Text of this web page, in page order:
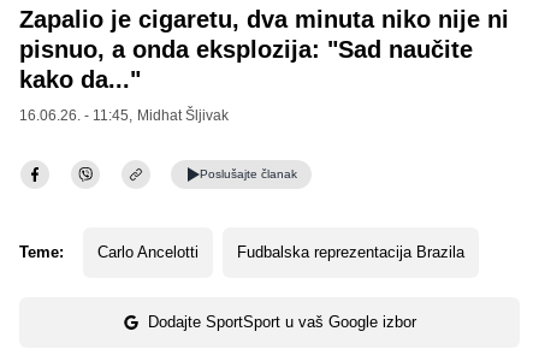
Zapalio je cigaretu, dva minuta niko nije ni
pisnuo, a onda eksplozija: "Sad naučite
kako da..."
16.06.26. - 11:45, Midhat Šljivak
Poslušajte članak
Teme: Carlo Ancelotti Fudbalska reprezentacija Brazila
Dodajte SportSport u vaš Google izbor